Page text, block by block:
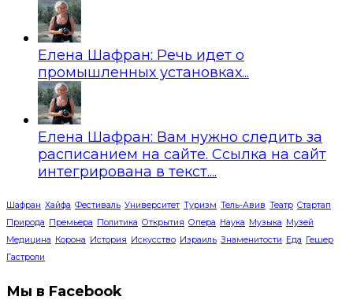
Елена Шафран: Речь идет о
промышленных установках...
Елена Шафран: Вам нужно следить за
расписанием на сайте. Ссылка на сайт
интегрирована в текст....
Шафран Хайфа Фестиваль Университет Туризм Тель-Авив Театр Стартап
Природа Премьера Политика Открытия Опера Наука Музыка Музей
Медицина Корона История Искусство Израиль Знаменитости Еда Гешер
Гастроли
Мы в Facebook